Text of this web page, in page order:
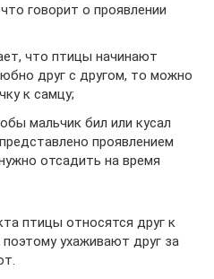
говорит о проявлении
что птицы начинают
друг с другом, то можно
к самцу;
мальчик бил или кусал
проявлением
отсадить на время
птицы относятся друг к
ухаживают друг за